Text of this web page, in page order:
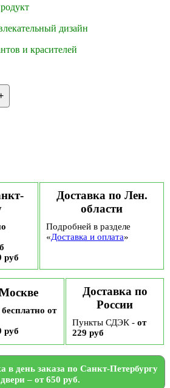
дизайн
и красителей
руб
Доставка по Лен.
области
Подробней в разделе
«Доставка и оплата»
бесплатно от
руб
Доставка по
России
Пункты СДЭК - от
229 руб
в день заказа по Санкт-Петербургу
– от 650 руб.